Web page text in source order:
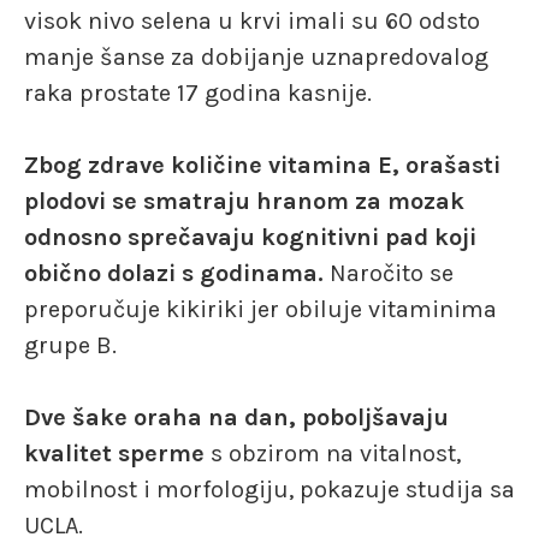
visok nivo selena u krvi imali su 60 odsto
manje šanse za dobijanje uznapredovalog
raka prostate 17 godina kasnije.
Zbog zdrave količine vitamina E, orašasti
plodovi se smatraju hranom za mozak
odnosno sprečavaju kognitivni pad koji
obično dolazi s godinama. Naročito se
preporučuje kikiriki jer obiluje vitaminima
grupe B.
Dve šake oraha na dan, poboljšavaju
kvalitet sperme s obzirom na vitalnost,
mobilnost i morfologiju, pokazuje studija sa
UCLA.